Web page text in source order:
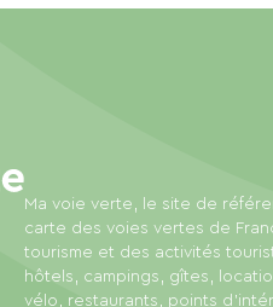
Ma voie verte, le site de
carte des voies vertes de
tourisme et des activités
hôtels, campings, gîtes,
vélo, restaurants, points